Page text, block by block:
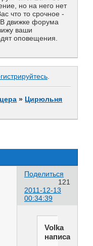
но на него нет
что то срочное -
движке форума
ваши
оповещения.
.
» Цирюльня
Поделиться
121
2011-12-13
00:34:39
Volka
написал(а):